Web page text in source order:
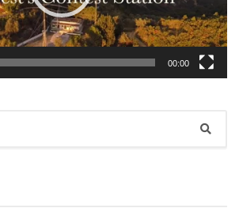
00:00